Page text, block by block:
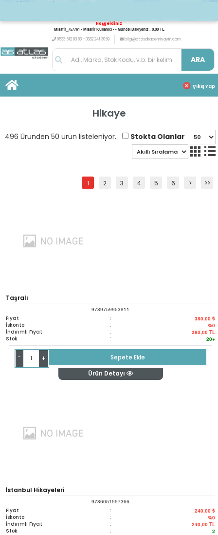
Hoşgeldiniz
Misafir_757761 - Misafir Kullanıcı - - Güncel Bakiyeniz : 0,00 TL
0533 512 93 83 - 0332 241 3059
bilgi@atlasakademiyayin.com
ARA
Çıkış Yap
Hikaye
496 Üründen 50 ürün listeleniyor. Stokta Olanlar
1 2 3 4 5 6 > >>
Taşralı
9789759953911
Fiyat : 380,00 ₺
İskonto : %0
İndirimli Fiyat : 380,00 TL
Stok : 20+
- +
Sepete Ekle
Ürün Detayı
İstanbul Hikayeleri
9786051557366
Fiyat : 240,00 ₺
İskonto : %0
İndirimli Fiyat : 240,00 TL
Stok : 2